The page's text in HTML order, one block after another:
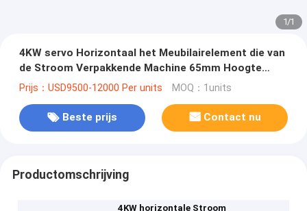
1/1
4KW servo Horizontaal het Meubilairelement die van
de Stroom Verpakkende Machine 65mm Hoogte
verpakken
Prijs：USD9500-12000 Per units MOQ：1units
Beste prijs Contact nu
Productomschrijving
4KW horizontale Stroom